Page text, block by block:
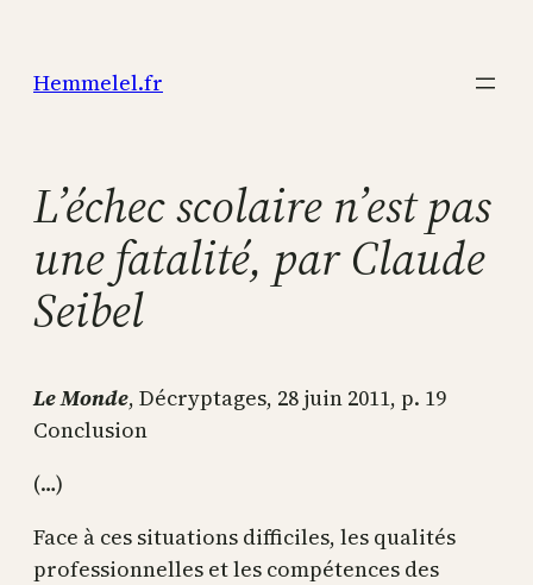
contenu
Hemmelel.fr
L’échec scolaire n’est pas
une fatalité, par Claude
Seibel
Le Monde, Décryptages, 28 juin 2011, p. 19
Conclusion
(…)
Face à ces situations difficiles, les qualités
professionnelles et les compétences des